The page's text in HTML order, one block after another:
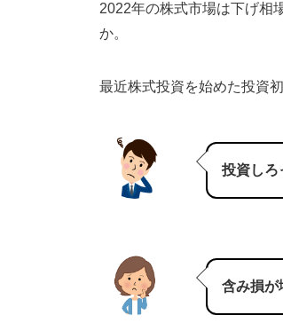
2022年の株式市場は下げ相
か。
最近株式投資を始めた投資初
投資しろ
含み損が